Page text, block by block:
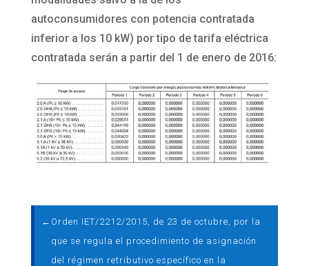
autoconsumidores con potencia contratada
inferior a los 10 kW) por tipo de tarifa eléctrica
contratada serán a partir del 1 de enero de 2016:
← Orden IET/2212/2015, de 23 de octubre, por la
que se regula el procedimiento de asignación
del régimen retributivo específico en la